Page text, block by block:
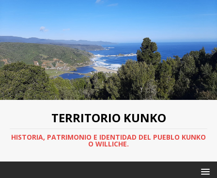
TERRITORIO KUNKO
HISTORIA, PATRIMONIO E IDENTIDAD DEL PUEBLO KUNKO
O WILLICHE.